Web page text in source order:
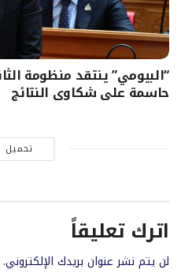
“البيومي” ينتقد منظومة
حاسمة على شكاوى النتائج
تحميل
اترك تعليقاً
لن يتم نشر عنوان بريدك الإلكتروني.